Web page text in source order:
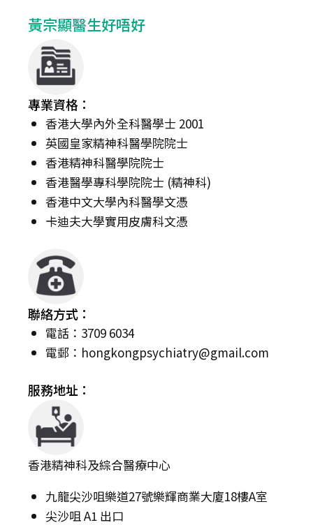
黃宗顯醫生好唔好
專業資格：
香港大學內外全科醫學士 2001
英國皇家精神科醫學院院士
香港精神科醫學院院士
香港醫學專科學院院士 (精神科)
香港中文大學內科醫學文憑
卡迪夫大學實用皮膚科文憑
聯絡方式：
電話：3709 6034
電郵： hongkongpsychiatry@gmail.com
服務地址：
香港精神科及綜合醫療中心
九龍尖沙咀樂道27號樂輝商業大廈18樓A室
尖沙咀 A1 出口